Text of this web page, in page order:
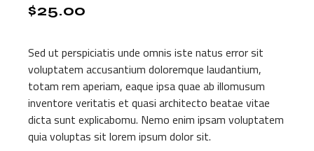
$25.00
Sed ut perspiciatis unde omnis iste natus error sit
voluptatem accusantium doloremque laudantium,
totam rem aperiam, eaque ipsa quae ab illomusum
inventore veritatis et quasi architecto beatae vitae
dicta sunt explicabomu. Nemo enim ipsam voluptatem
quia voluptas sit lorem ipsum dolor sit.